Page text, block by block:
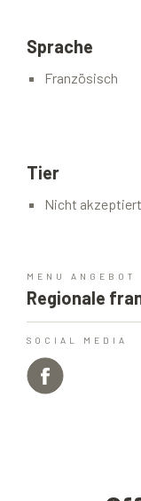
Sprache
Französisch
Tier
Nicht akzeptiert
MENU ANGEBOT
Regionale
SOCIAL MEDIA